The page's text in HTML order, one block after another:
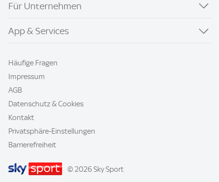
Für Unternehmen
App & Services
Häufige Fragen
Impressum
AGB
Datenschutz & Cookies
Kontakt
Privatsphäre-Einstellungen
Barrierefreiheit
© 2026 Sky Sport